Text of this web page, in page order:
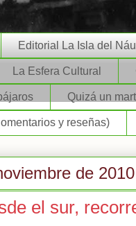
Editorial La Isla del
La Esfera Cultural
Quizá un
y reseñas)
de 2010
el sur,